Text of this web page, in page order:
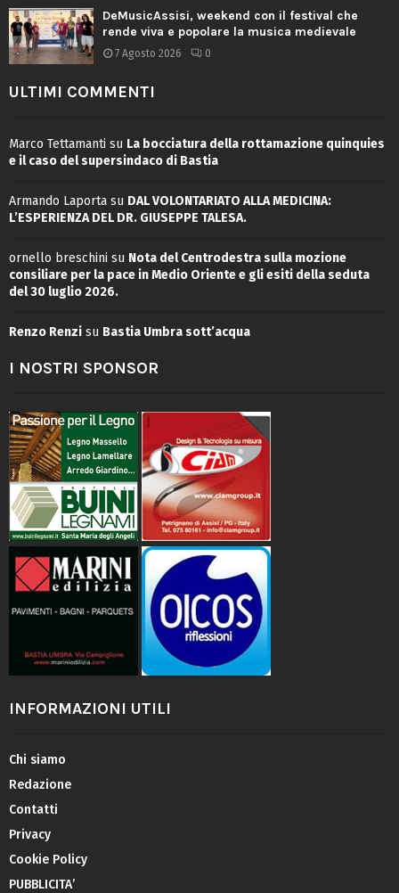
DeMusicAssisi, weekend con il festival che
rende viva e popolare la musica medievale
7 Agosto 2026 0
ULTIMI COMMENTI
Marco Tettamanti su La bocciatura della rottamazione quinquies
e il caso del supersindaco di Bastia
Armando Laporta su DAL VOLONTARIATO ALLA MEDICINA:
L’ESPERIENZA DEL DR. GIUSEPPE TALESA.
ornello breschini su Nota del Centrodestra sulla mozione
consiliare per la pace in Medio Oriente e gli esiti della seduta
del 30 luglio 2026.
Renzo Renzi su Bastia Umbra sott’acqua
I NOSTRI SPONSOR
INFORMAZIONI UTILI
Chi siamo
Redazione
Contatti
Privacy
Cookie Policy
PUBBLICITA’